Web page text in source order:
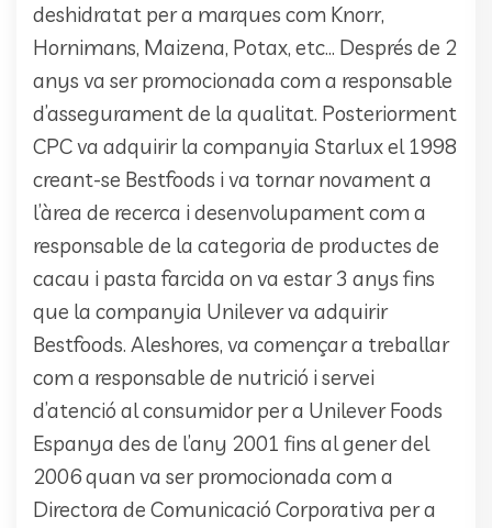
deshidratat per a marques com Knorr,
Hornimans, Maizena, Potax, etc… Després de 2
anys va ser promocionada com a responsable
d’assegurament de la qualitat. Posteriorment
CPC va adquirir la companyia Starlux el 1998
creant-se Bestfoods i va tornar novament a
l’àrea de recerca i desenvolupament com a
responsable de la categoria de productes de
cacau i pasta farcida on va estar 3 anys fins
que la companyia Unilever va adquirir
Bestfoods. Aleshores, va començar a treballar
com a responsable de nutrició i servei
d’atenció al consumidor per a Unilever Foods
Espanya des de l’any 2001 fins al gener del
2006 quan va ser promocionada com a
Directora de Comunicació Corporativa per a